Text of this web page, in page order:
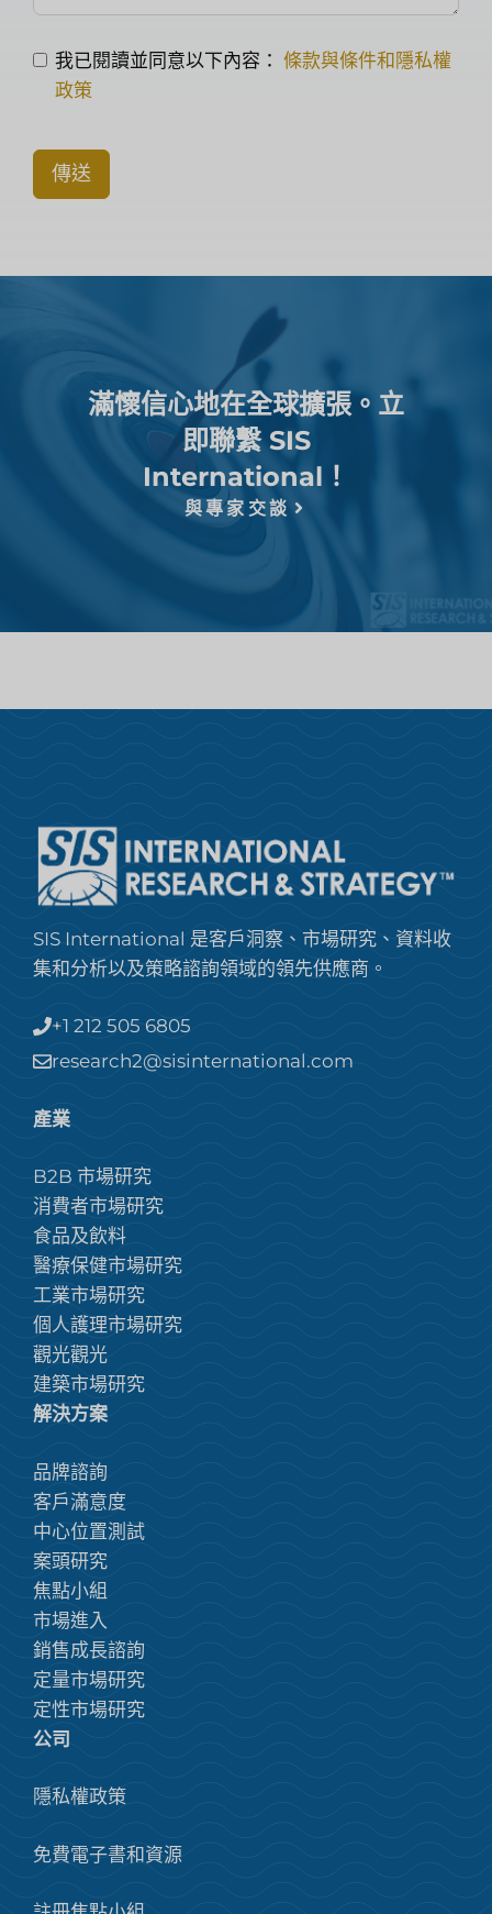
我已閱讀並同意以下內容： 條款與條件和隱私權
政策
傳送
滿懷信心地在全球擴張。立
即聯繫 SIS
International！
與專家交談
SIS International 是客戶洞察、市場研究、資料收
集和分析以及策略諮詢領域的領先供應商。
+1 212 505 6805
research2@sisinternational.com
產業
B2B 市場研究
消費者市場研究
食品及飲料
醫療保健市場研究
工業市場研究
個人護理市場研究
觀光觀光
建築市場研究
解決方案
品牌諮詢
客戶滿意度
中心位置測試
案頭研究
焦點小組
市場進入
銷售成長諮詢
定量市場研究
定性市場研究
公司
隱私權政策
免費電子書和資源